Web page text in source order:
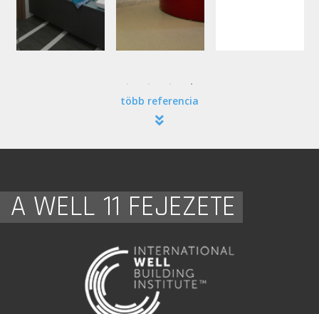
több referencia
A WELL 11 FEJEZETE